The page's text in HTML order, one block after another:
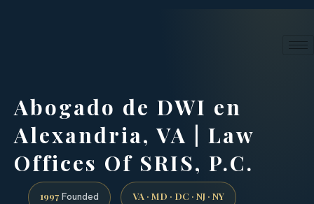
Abogado de DWI en
Alexandria, VA | Law
Offices Of SRIS, P.C.
1997 Founded VA · MD · DC · NJ · NY